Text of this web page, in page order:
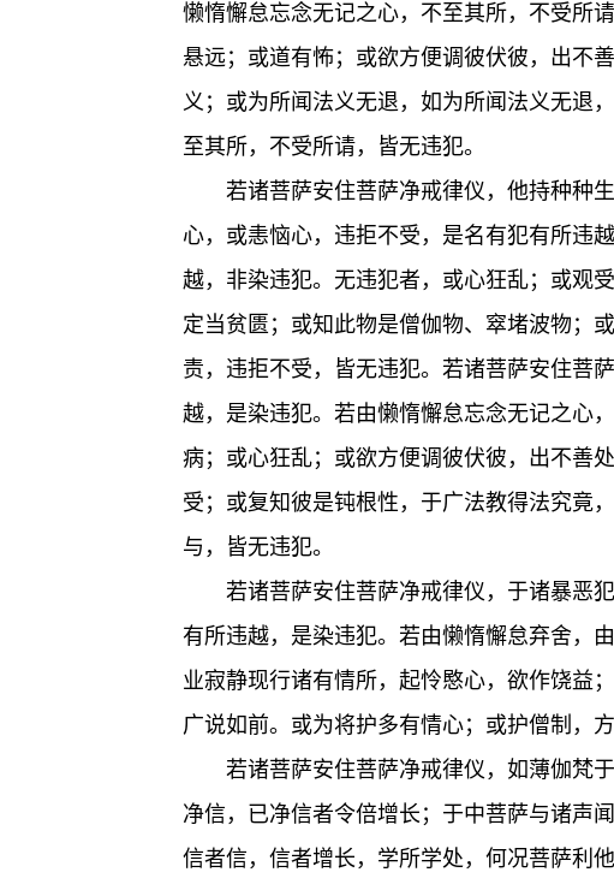
懒惰懈怠忘念无记之心，不至其所，不受所
悬远；或道有怖；或欲方便调彼伏彼，出不
义；或为所闻法义无退，如为所闻法义无退
至其所，不受所请，皆无违犯。
若诸菩萨安住菩萨净戒律仪，他持种种
心，或恚恼心，违拒不受，是名有犯有所违
越，非染违犯。无违犯者，或心狂乱；或观
定当贫匮；或知此物是僧伽物、窣堵波物；
责，违拒不受，皆无违犯。若诸菩萨安住菩
越，是染违犯。若由懒惰懈怠忘念无记之心
病；或心狂乱；或欲方便调彼伏彼，出不善
受；或复知彼是钝根性，于广法教得法究竟
与，皆无违犯。
若诸菩萨安住菩萨净戒律仪，于诸暴恶
有所违越，是染违犯。若由懒惰懈怠弃舍，
业寂静现行诸有情所，起怜愍心，欲作饶益
广说如前。或为将护多有情心；或护僧制，
若诸菩萨安住菩萨净戒律仪，如薄伽梵
净信，已净信者令倍增长；于中菩萨与诸声
信者信，信者增长，学所学处，何况菩萨利